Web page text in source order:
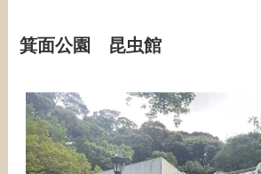
箕面公園 昆虫館